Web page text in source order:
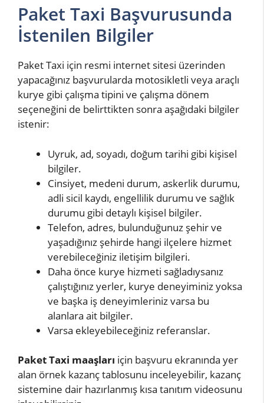
Paket Taxi Başvurusunda
İstenilen Bilgiler
Paket Taxi için resmi internet sitesi üzerinden
yapacağınız başvurularda motosikletli veya araçlı
kurye gibi çalışma tipini ve çalışma dönem
seçeneğini de belirttikten sonra aşağıdaki bilgiler
istenir:
Uyruk, ad, soyadı, doğum tarihi gibi kişisel
bilgiler.
Cinsiyet, medeni durum, askerlik durumu,
adli sicil kaydı, engellilik durumu ve sağlık
durumu gibi detaylı kişisel bilgiler.
Telefon, adres, bulunduğunuz şehir ve
yaşadığınız şehirde hangi ilçelere hizmet
verebileceğiniz iletişim bilgileri.
Daha önce kurye hizmeti sağladıysanız
çalıştığınız yerler, kurye deneyiminiz yoksa
ve başka iş deneyimleriniz varsa bu
alanlara ait bilgiler.
Varsa ekleyebileceğiniz referanslar.
Paket Taxi maaşları için başvuru ekranında yer
alan örnek kazanç tablosunu inceleyebilir, kazanç
sistemine dair hazırlanmış kısa tanıtım videosunu